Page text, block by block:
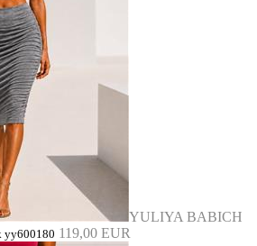
YULIYA BABICH
yy600180 119,00 EUR